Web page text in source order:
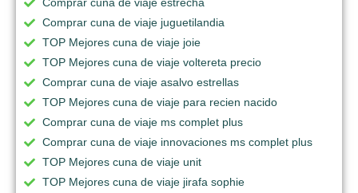
Comprar cuna de viaje estrecha
Comprar cuna de viaje juguetilandia
TOP Mejores cuna de viaje joie
TOP Mejores cuna de viaje voltereta precio
Comprar cuna de viaje asalvo estrellas
TOP Mejores cuna de viaje para recien nacido
Comprar cuna de viaje ms complet plus
Comprar cuna de viaje innovaciones ms complet plus
TOP Mejores cuna de viaje unit
TOP Mejores cuna de viaje jirafa sophie